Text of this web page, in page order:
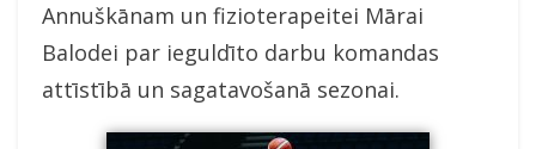
Annuškānam un fizioterapeitei Mārai
Balodei par ieguldīto darbu komandas
attīstībā un sagatavošanā sezonai.